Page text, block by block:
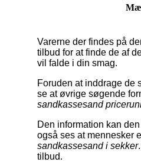
Varerne der findes på
tilbud for at finde de af
vil falde i din smag.
Foruden at inddrage de
se at øvrige søgende
sandkassesand
Den information kan
også ses at mennesker
sandkassesand i sekker
tilbud.